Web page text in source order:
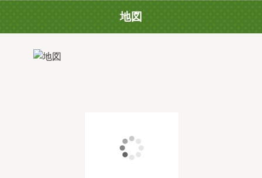
地図